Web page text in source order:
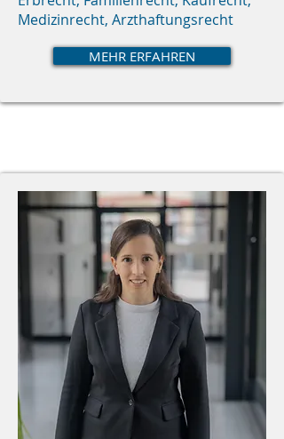
Medizinrecht, Arzthaftungsrecht
MEHR ERFAHREN